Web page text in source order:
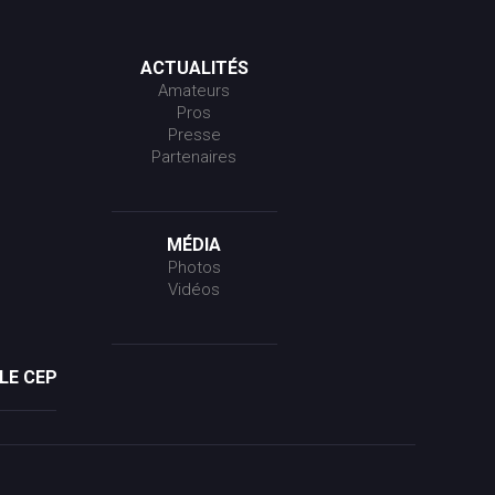
ACTUALITÉS
Amateurs
Pros
Presse
Partenaires
MÉDIA
Photos
Vidéos
CEP